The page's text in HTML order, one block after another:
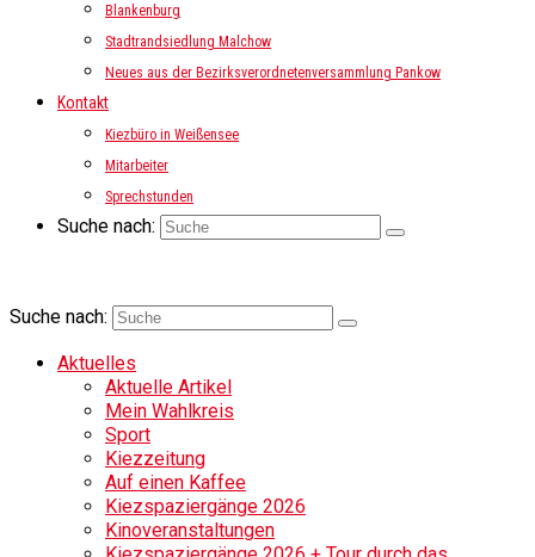
Blankenburg
Stadtrandsiedlung Malchow
Neues aus der Bezirksverordnetenversammlung Pankow
Kontakt
Kiezbüro in Weißensee
Mitarbeiter
Sprechstunden
Suche nach:
Suche nach:
Aktuelles
Aktuelle Artikel
Mein Wahlkreis
Sport
Kiezzeitung
Auf einen Kaffee
Kiezspaziergänge 2026
Kinoveranstaltungen